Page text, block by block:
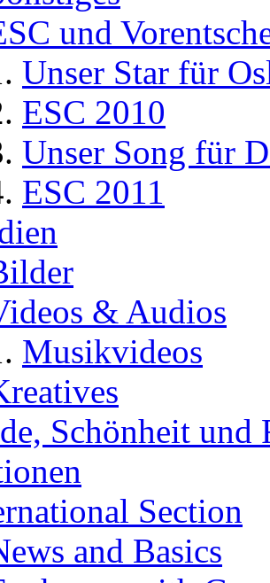
und
Unser Star für
ESC 2010
Unser Song für
ESC 2011
& Audios
Musikvideos
Schönheit und
Section
and Basics